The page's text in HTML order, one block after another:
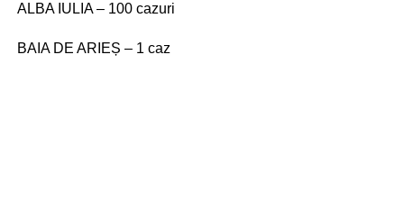
ALBA IULIA – 100 cazuri
BAIA DE ARIEȘ – 1 caz